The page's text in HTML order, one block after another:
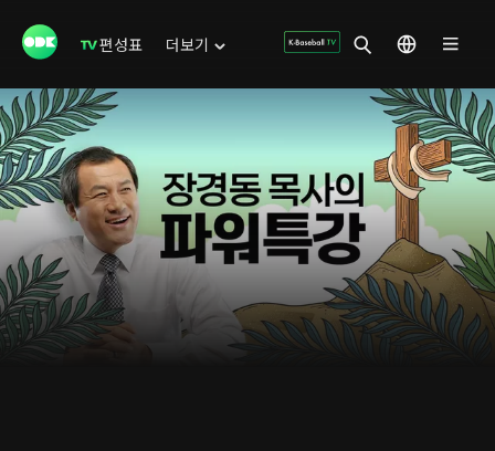
편성표 더보기